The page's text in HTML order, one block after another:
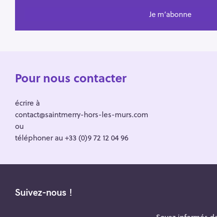
Pour nous contacter
écrire à
contact@saintmerry-hors-les-murs.com
ou
téléphoner au +33 (0)9 72 12 04 96
Suivez-nous !